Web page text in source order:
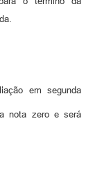
em segunda
nota zero e será